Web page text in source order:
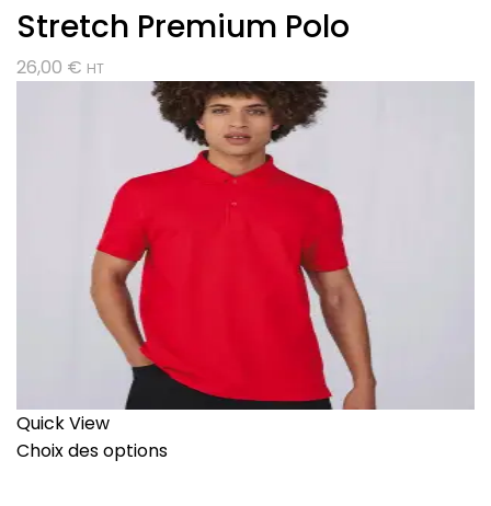
Stretch Premium Polo
26,00 € HT
Quick View
Choix des options